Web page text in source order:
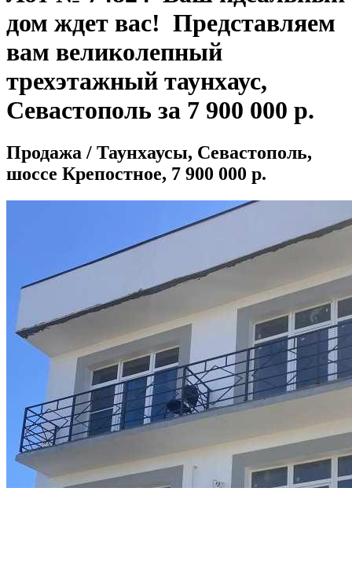
дом ждет вас! Представляем
вам великолепный
трехэтажный таунхаус,
Севастополь за 7 900 000 р.
Продажа / Таунхаусы, Севастополь,
шоссе Крепостное, 7 900 000 р.